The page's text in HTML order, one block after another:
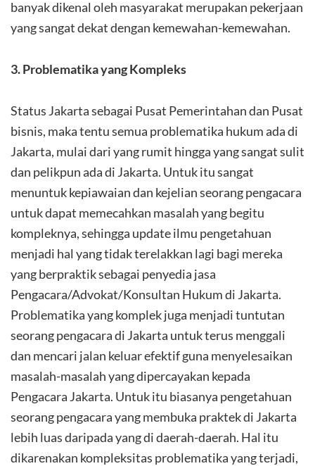
banyak dikenal oleh masyarakat merupakan pekerjaan
yang sangat dekat dengan kemewahan-kemewahan.
3. Problematika yang Kompleks
Status Jakarta sebagai Pusat Pemerintahan dan Pusat
bisnis, maka tentu semua problematika hukum ada di
Jakarta, mulai dari yang rumit hingga yang sangat sulit
dan pelikpun ada di Jakarta. Untuk itu sangat
menuntuk kepiawaian dan kejelian seorang pengacara
untuk dapat memecahkan masalah yang begitu
kompleknya, sehingga update ilmu pengetahuan
menjadi hal yang tidak terelakkan lagi bagi mereka
yang berpraktik sebagai penyedia jasa
Pengacara/Advokat/Konsultan Hukum di Jakarta.
Problematika yang komplek juga menjadi tuntutan
seorang pengacara di Jakarta untuk terus menggali
dan mencari jalan keluar efektif guna menyelesaikan
masalah-masalah yang dipercayakan kepada
Pengacara Jakarta. Untuk itu biasanya pengetahuan
seorang pengacara yang membuka praktek di Jakarta
lebih luas daripada yang di daerah-daerah. Hal itu
dikarenakan kompleksitas problematika yang terjadi,